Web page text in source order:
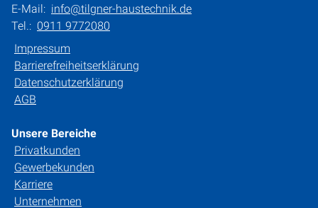
E-Mail: info@tilgner-haustechnik.de
Tel.: 0911 9772080
Impressum
Barrierefreiheitserklärung
Datenschutzerklärung
AGB
Unsere Bereiche
Privatkunden
Gewerbekunden
Karriere
Unternehmen